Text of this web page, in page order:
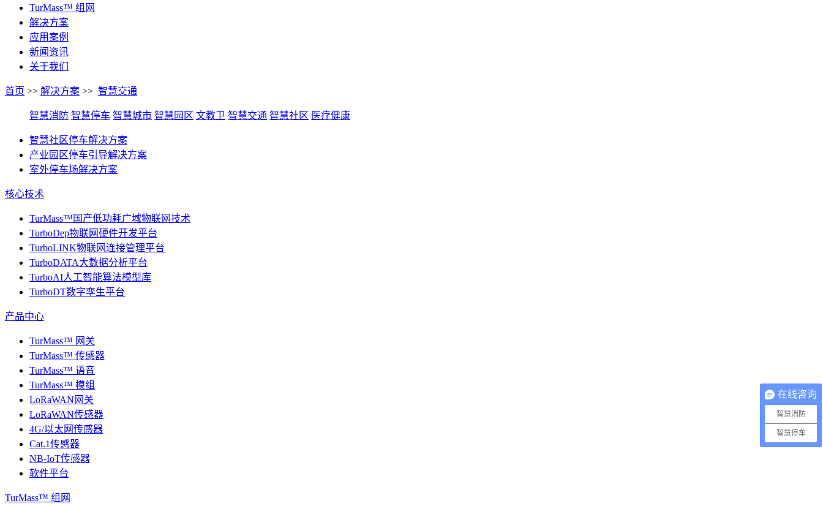
TurMass™ 组网
解决方案
应用案例
新闻资讯
关于我们
首页 >> 解决方案 >> 智慧交通
智慧消防 智慧停车 智慧城市 智慧园区 文教卫 智慧交通 智慧社区 医疗健康
智慧社区停车解决方案
产业园区停车引导解决方案
室外停车场解决方案
核心技术
TurMass™国产低功耗广域物联网技术
TurboDep物联网硬件开发平台
TurboLINK物联网连接管理平台
TurboDATA大数据分析平台
TurboAI人工智能算法模型库
TurboDT数字孪生平台
产品中心
TurMass™ 网关
TurMass™ 传感器
TurMass™ 语音
TurMass™ 模组
LoRaWAN网关
LoRaWAN传感器
4G/以太网传感器
Cat.1传感器
NB-IoT传感器
软件平台
TurMass™ 组网
在线咨询
智慧消防
智慧停车